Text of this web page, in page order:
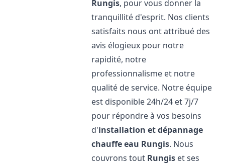
Rungis, pour vous donner la
tranquillité d'esprit. Nos clients
satisfaits nous ont attribué des
avis élogieux pour notre
rapidité, notre
professionnalisme et notre
qualité de service. Notre équipe
est disponible 24h/24 et 7j/7
pour répondre à vos besoins
d'installation et dépannage
chauffe eau Rungis. Nous
couvrons tout Rungis et ses